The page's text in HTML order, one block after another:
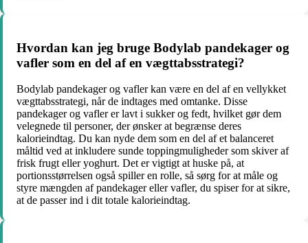
Hvordan kan jeg bruge Bodylab pandekager og
vafler som en del af en vægttabsstrategi?
Bodylab pandekager og vafler kan være en del af en vellykket
vægttabsstrategi, når de indtages med omtanke. Disse
pandekager og vafler er lavt i sukker og fedt, hvilket gør dem
velegnede til personer, der ønsker at begrænse deres
kalorieindtag. Du kan nyde dem som en del af et balanceret
måltid ved at inkludere sunde toppingmuligheder som skiver af
frisk frugt eller yoghurt. Det er vigtigt at huske på, at
portionsstørrelsen også spiller en rolle, så sørg for at måle og
styre mængden af pandekager eller vafler, du spiser for at sikre,
at de passer ind i dit totale kalorieindtag.